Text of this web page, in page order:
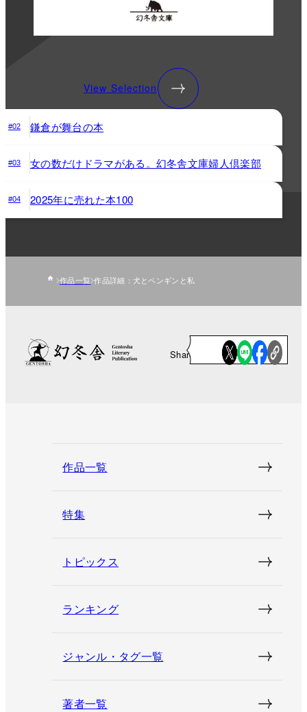
View Selection
#02 鎌倉が舞台の本
#03 女の数だけドラマがある。幻冬舎文庫婦人倶楽部
#04 2025年に売れた本100
作品一覧 作品詳細：犬とペンギンと私
Share
作品一覧
特集
トピックス
ランキング
ジャンル・タグ一覧
著者一覧